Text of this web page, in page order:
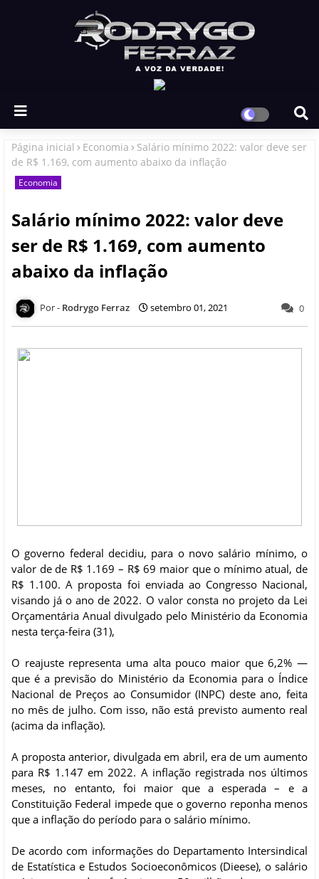
Página inicial Economia
Salário mínimo 2022: valor deve ser
de R$ 1.169, com aumento abaixo da inflação
Economia
Salário mínimo 2022: valor deve
ser de R$ 1.169, com aumento
abaixo da inflação
Rodrygo Ferraz setembro 01, 2021 0
O governo federal decidiu, para o novo salário mínimo, o
valor de de R$ 1.169 – R$ 69 maior que o mínimo atual, de
R$ 1.100. A proposta foi enviada ao Congresso Nacional,
visando já o ano de 2022. O valor consta no projeto da Lei
Orçamentária Anual divulgado pelo Ministério da Economia
nesta terça-feira (31),
O reajuste representa uma alta pouco maior que 6,2% —
que é a previsão do Ministério da Economia para o Índice
Nacional de Preços ao Consumidor (INPC) deste ano, feita
no mês de julho. Com isso, não está previsto aumento real
(acima da inflação).
A proposta anterior, divulgada em abril, era de um aumento
para R$ 1.147 em 2022. A inflação registrada nos últimos
meses, no entanto, foi maior que a esperada – e a
Constituição Federal impede que o governo reponha menos
que a inflação do período para o salário mínimo.
De acordo com informações do Departamento Intersindical
de Estatística e Estudos Socioeconômicos (Dieese), o salário